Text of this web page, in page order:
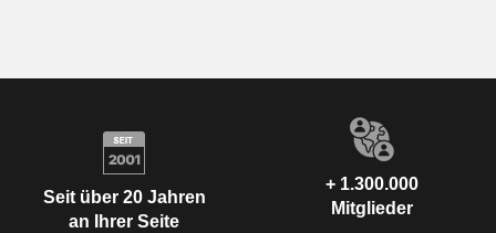
Seit über 20 Jahren
an Ihrer Seite
+ 1.300.000
Mitglieder